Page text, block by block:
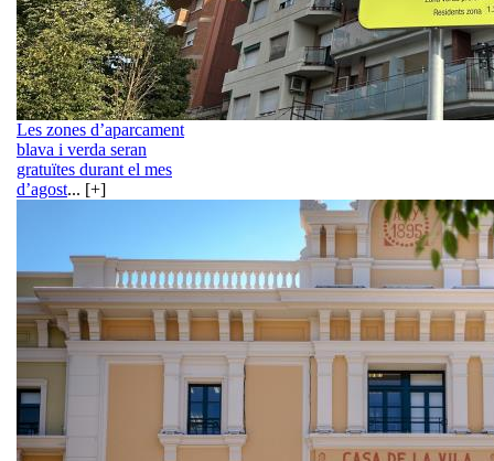
Les zones d’aparcament
blava i verda seran
gratuïtes durant el mes
d’agost... [+]